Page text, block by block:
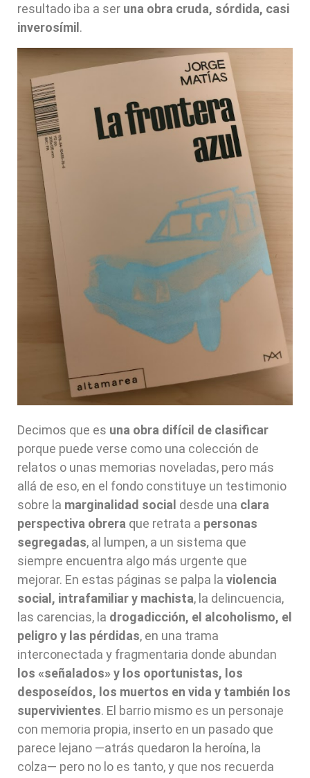
resultado iba a ser una obra cruda, sórdida, casi
inverosímil .
Decimos que es una obra difícil de clasificar
porque puede verse como una colección de
relatos o unas memorias noveladas, pero más
allá de eso, en el fondo constituye un testimonio
sobre la marginalidad social desde una clara
perspectiva obrera que retrata a personas
segregadas, al lumpen, a un sistema que
siempre encuentra algo más urgente que
mejorar. En estas páginas se palpa la violencia
social, intrafamiliary machista, la delincuencia,
las carencias, la drogadicción, el alcoholismo, el
peligro y las pérdidas, en una trama
interconectada y fragmentaria donde abundan
los «señalados» y los oportunistas, los
desposeídos, los muertos en vida y también los
supervivientes. El barrio mismo es un personaje
con memoria propia, inserto en un pasado que
parece lejano —atrás quedaron la heroína, la
colza— pero no lo es tanto, y que nos recuerda